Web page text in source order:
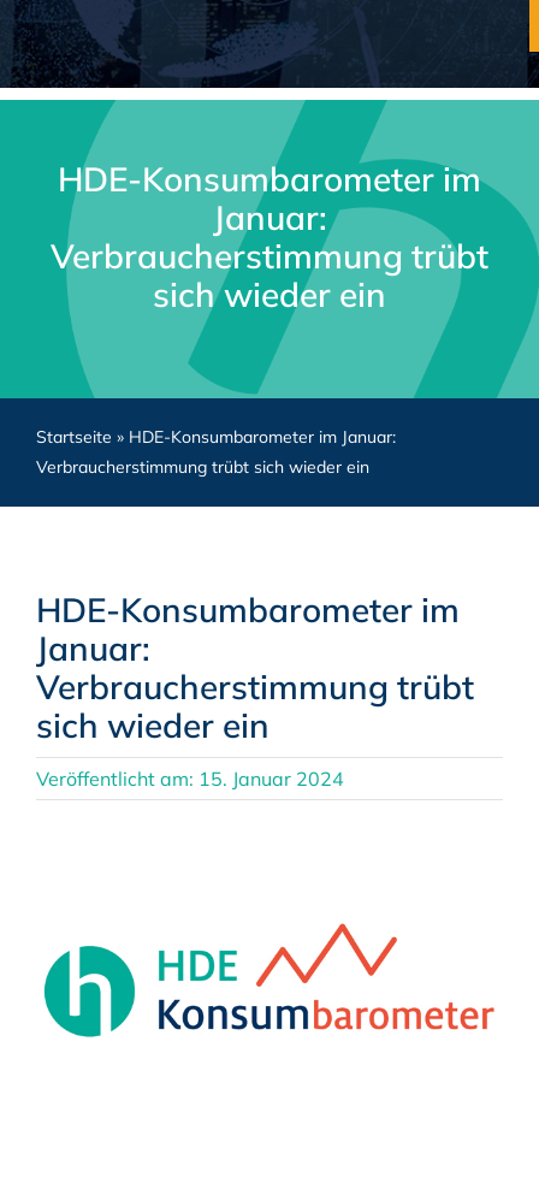
HDE-Konsumbarometer im
Januar:
Verbraucherstimmung trübt
sich wieder ein
Startseite » HDE-Konsumbarometer im Januar:
Verbraucherstimmung trübt sich wieder ein
HDE-Konsumbarometer im
Januar:
Verbraucherstimmung trübt
sich wieder ein
Veröffentlicht am: 15. Januar 2024